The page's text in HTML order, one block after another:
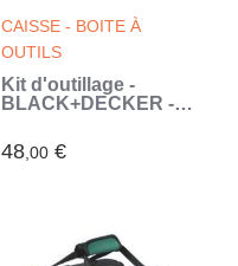
CAISSE - BOITE À
OUTILS
Kit d'outillage -
BLACK+DECKER -
- embouts, clés,
douilles (Noir)
48,00 €